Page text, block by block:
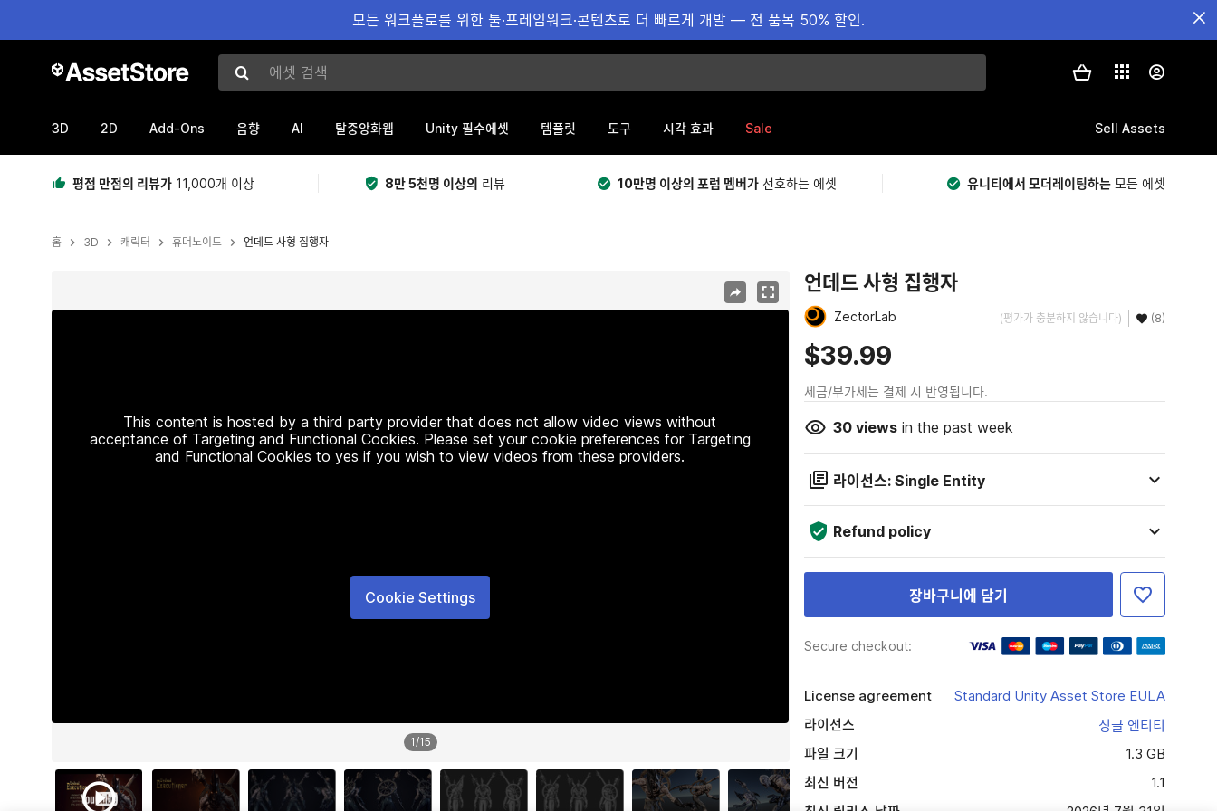
모든 워크플로를 위한 툴·프레임워크·콘텐츠로 더 빠르게 개발 — 전 품목 50% 할인.
에셋 검색
3D 2D Add-Ons 음향 AI 탈중앙화웹 Unity 필수에셋 템플릿 도구 시각 효과 Sale Sell Assets
평점 만점의 리뷰가 11,000개 이상 8만 5천명 이상의 리뷰 10만명 이상의 포럼 멤버가 선호하는 에셋 유니티에서 모더레이팅하는 모든 에셋
홈 3D 캐릭터 휴머노이드 언데드 사형 집행자
This content is hosted by a third party provider that does not allow video views without
acceptance of Targeting and Functional Cookies. Please set your cookie preferences for Targeting
and Functional Cookies to yes if you wish to view videos from these providers.
Cookie Settings
1/15
언데드 사형 집행자
ZectorLab (평가가 충분하지 않습니다) (8)
$39.99
세금/부가세는 결제 시 반영됩니다.
30viewsin the past week
라이선스: Single Entity
Refund policy
장바구니에 담기
Secure checkout:
License agreement
Standard Unity Asset Store EULA
라이선스
싱글 엔티티
파일 크기
1.3 GB
최신 버전
1.1